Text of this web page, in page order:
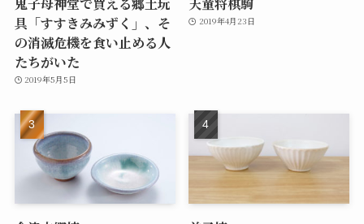
具「すすきみみずく」、そ
の消滅危機を食い止める人
たちがいた
2019年5月5日
2019年4月23日